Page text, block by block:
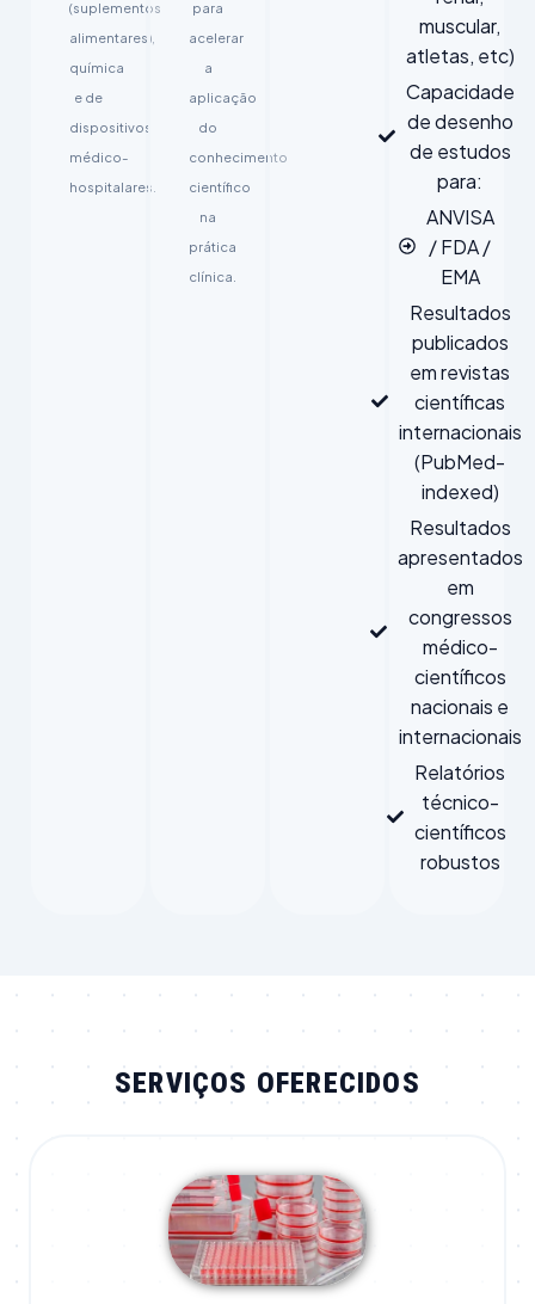
(suplementos
alimentares),
química
e de
dispositivos
médico-
hospitalares.
para
acelerar
a
aplicação
do
conhecimento
científico
na
prática
clínica.
muscular,
atletas, etc)
Capacidade
de desenho
de estudos
para:
ANVISA
/ FDA /
EMA
Resultados
publicados
em revistas
científicas
internacionais
(PubMed-
indexed)
Resultados
apresentados
em
congressos
médico-
científicos
nacionais e
internacionais
Relatórios
técnico-
científicos
robustos
SERVIÇOS OFERECIDOS